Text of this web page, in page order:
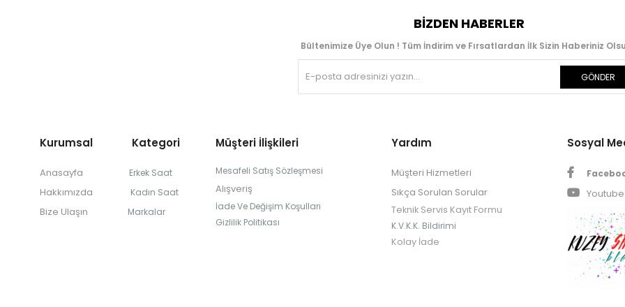
BIZDEN HABERLER
Bültenimize Üye Olun ! Tüm İndirim ve Fırsatlardan İlk Sizin Haberiniz
GÖNDER
Kurumsal Kategori
Anasayfa Erkek Saat
Hakkımızda Kadın Saat
Bize Ulaşın Markalar
Müşteri İlişkileri
Mesafeli Satış Sözleşmesi
Alışveriş
İade Ve Değişim Koşulları
Gizlilik Politikası
Yardım
Müşteri Hizmetleri
Sıkça Sorulan Sorular
Teknik Servis Kayıt Formu
K.V.K.K. Bildirimi
Kolay İade
Sosyal
Youtube